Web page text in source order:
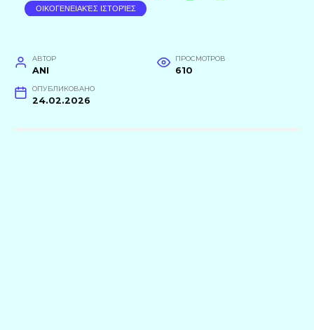
ΟΙΚΟΓΕΝΕΙΑΚΈΣ ΙΣΤΟΡΊΕΣ
АВТОР
ANI
ПРОСМОТРОВ
610
ОПУБЛИКОВАНО
24.02.2026